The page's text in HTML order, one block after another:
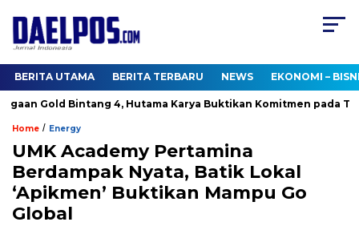
BERITA UTAMA BERITA TERBARU NEWS EKONOMI –
Gold Bintang 4, Hutama Karya Buktikan Komitmen pada TJSL &
Home / Energy
UMK Academy Pertamina
Berdampak Nyata, Batik Lokal
‘Apikmen’ Buktikan Mampu Go
Global